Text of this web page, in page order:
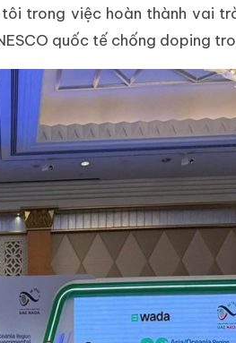
trong việc hoàn thành vai
quốc tế chống doping